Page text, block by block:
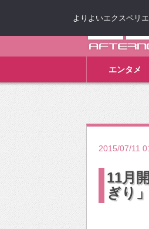
エンタメ
2015/07/11
11月
ぎり
よりよいエクスペリ